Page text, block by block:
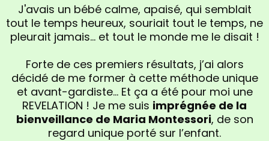
J'avais un bébé calme, apaisé, qui semblait
tout le temps heureux, souriait tout le temps, ne
pleurait jamais... et tout le monde me le disait !
Forte de ces premiers résultats, j’ai alors
décidé de me former à cette méthode unique
et avant-gardiste… Et ça a été pour moi une
REVELATION ! Je me suis imprégnée de la
bienveillance de Maria Montessori, de son
regard unique porté sur l’enfant.